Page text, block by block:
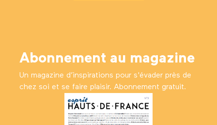
Abonnement au magazine
Un magazine d’inspirations pour s'évader près de
chez soi et se faire plaisir. Abonnement gratuit.